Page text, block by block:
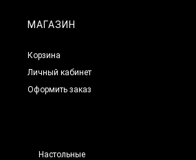
МАГАЗИН
Корзина
Личный кабинет
Оформить заказ
Настольные